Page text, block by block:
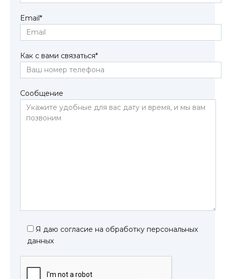
Email*
Как с вами связаться*
Сообщение
Я даю согласие на обработку персональных
данных